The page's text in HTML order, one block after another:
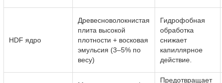
HDF ядро
Древесноволокнистая
плита высокой
плотности + восковая
эмульсия (3–5% по
весу)
Гидрофобная
обработка
снижает
капиллярное
действие.
Предотвращает